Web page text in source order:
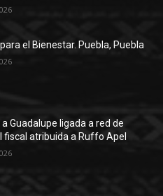
el Bienestar. Puebla, Puebla
Guadalupe ligada a red de
fiscal atribuida a Ruffo Apel